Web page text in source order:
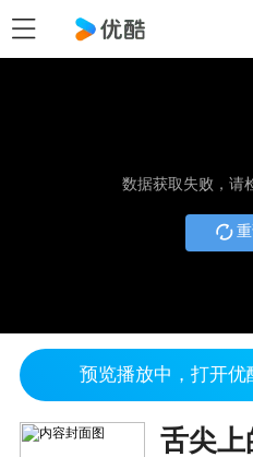
数据获取失败，请
预览播放中，打开优